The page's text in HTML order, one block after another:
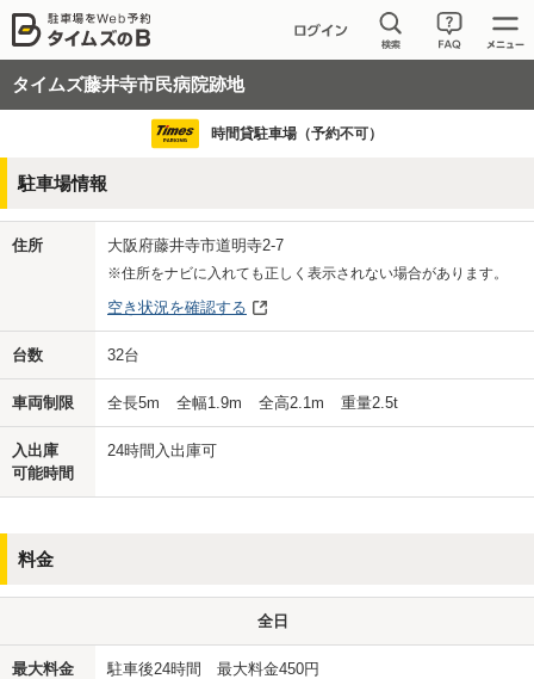
タイムズ藤井寺市民病院跡地
時間貸駐車場（予約不可）
駐車場情報
住所 大阪府藤井寺市道明寺2-7
※住所をナビに入れても正しく表示されない場合があります。
空き状況を確認する
台数 32台
車両制限 全長5m 全幅1.9m 全高2.1m 重量2.5t
入出庫
可能時間
24時間入出庫可
料金
全日
最大料金 駐車後24時間 最大料金450円